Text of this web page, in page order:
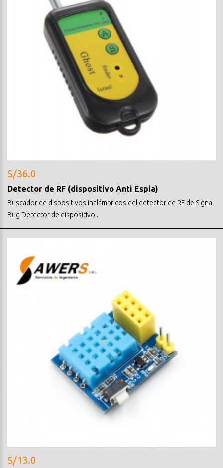
S/36.0
Detector de RF (dispositivo Anti Espia)
Buscador de dispositivos inalámbricos del detector de RF de Signal
Bug Detector de dispositivo..
S/13.0